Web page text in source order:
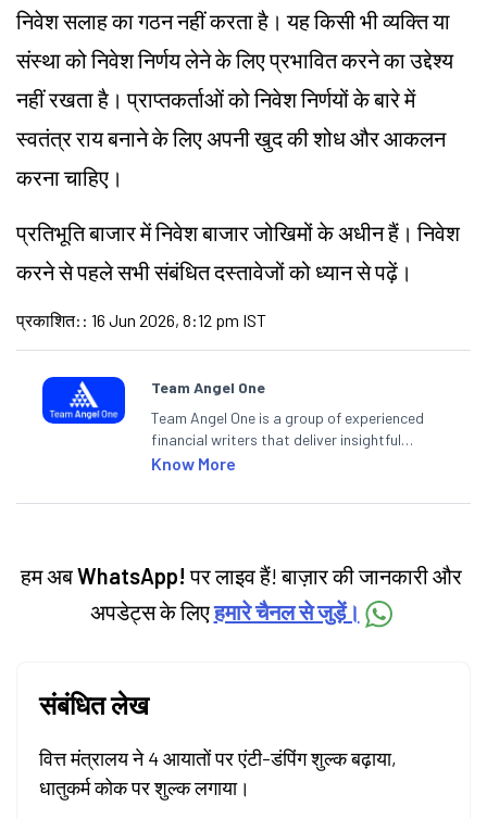
निवेश सलाह का गठन नहीं करता है। यह किसी भी व्यक्ति या
संस्था को निवेश निर्णय लेने के लिए प्रभावित करने का उद्देश्य
नहीं रखता है। प्राप्तकर्ताओं को निवेश निर्णयों के बारे में
स्वतंत्र राय बनाने के लिए अपनी खुद की शोध और आकलन
करना चाहिए।
प्रतिभूति बाजार में निवेश बाजार जोखिमों के अधीन हैं। निवेश
करने से पहले सभी संबंधित दस्तावेजों को ध्यान से पढ़ें।
प्रकाशित: : 16 Jun 2026, 8:12 pm IST
Team Angel One
Team Angel One is a group of experienced
financial writers that deliver insightful
articles on the stock market, IPO, economy,
categories.
Know More
हम अबWhatsApp! पर लाइव हैं! बाज़ार की जानकारी और
अपडेट्स के लिएहमारे चैनल से जुड़ें।
संबंधित लेख
वित्त मंत्रालय ने 4 आयातों पर एंटी-डंपिंग शुल्क बढ़ाया,
धातुकर्म कोक पर शुल्क लगाया।